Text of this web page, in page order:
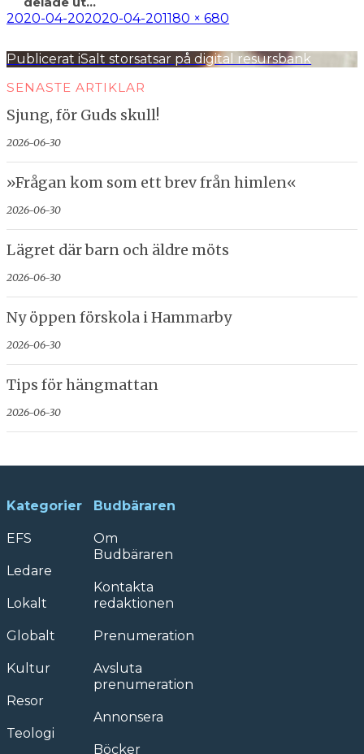
Postat
2020-04-202020-04-20Full
1180 × 680
Inläggsnavigering
Publicerat iSalt storsatsar på digital resursbank
SENASTE ARTIKLAR
Sjung, för Guds skull!
2026-06-30
»Frågan kom som ett brev från himlen«
2026-06-30
Lägret där barn och äldre möts
2026-06-30
Ny öppen förskola i Hammarby
2026-06-30
Tips för hängmattan
2026-06-30
Kategorier
EFS
Ledare
Lokalt
Globalt
Kultur
Resor
Teologi
Budbäraren
Om
Budbäraren
Kontakta
redaktionen
Prenumeration
Avsluta
prenumeration
Annonsera
Böcker